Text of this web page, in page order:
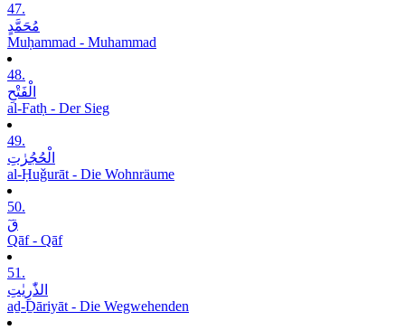
47.
مُحَمَّدٍ
Muḥammad - Muhammad
48.
الْفَتْحِ
al-Fatḥ - Der Sieg
49.
الْحُجُرٰتِ
al-Ḥuǧurāt - Die Wohnräume
50.
قٓ
Qāf - Qāf
51.
الذّٰرِیٰتِ
aḏ-Ḏāriyāt - Die Wegwehenden